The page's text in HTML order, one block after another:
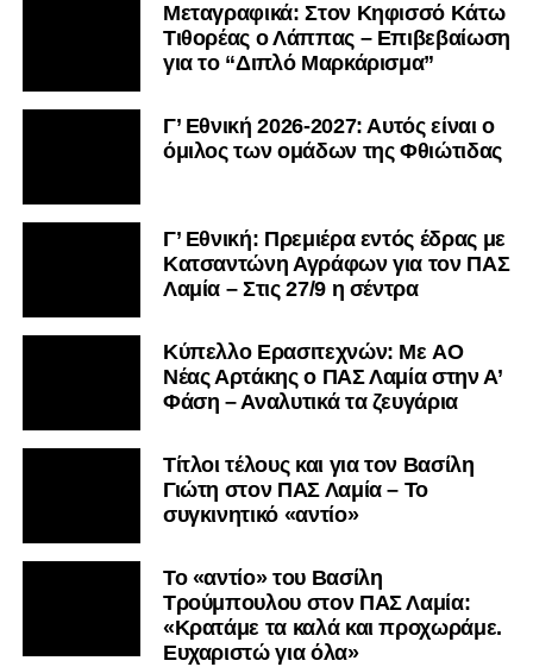
Μεταγραφικά: Στον Κηφισσό Κάτω
Τιθορέας ο Λάππας – Επιβεβαίωση
για το “Διπλό Μαρκάρισμα”
Γ’ Εθνική 2026-2027: Αυτός είναι ο
όμιλος των ομάδων της Φθιώτιδας
Γ’ Εθνική: Πρεμιέρα εντός έδρας με
Κατσαντώνη Αγράφων για τον ΠΑΣ
Λαμία – Στις 27/9 η σέντρα
Kύπελλο Ερασιτεχνών: Με AO
Nέας Αρτάκης ο ΠΑΣ Λαμία στην Α’
Φάση – Αναλυτικά τα ζευγάρια
Τίτλοι τέλους και για τον Βασίλη
Γιώτη στον ΠΑΣ Λαμία – Το
συγκινητικό «αντίο»
Το «αντίο» του Βασίλη
Τρούμπουλου στον ΠΑΣ Λαμία:
«Κρατάμε τα καλά και προχωράμε.
Ευχαριστώ για όλα»